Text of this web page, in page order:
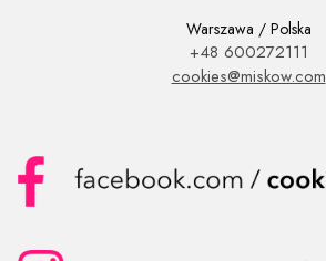
Warszawa / Polska
+48 600272111
cookies@miskow.com